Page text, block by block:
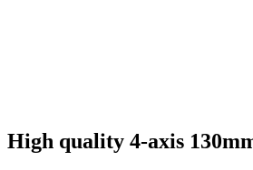
High quality 4-axis